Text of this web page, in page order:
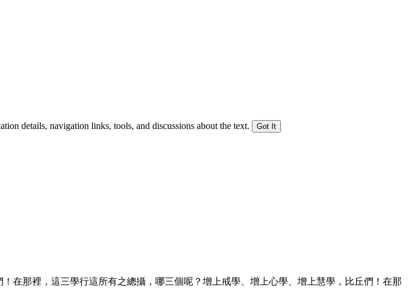
details, navigation links, tools, and discussions about the text. Got It
在那裡，這三學行這所有之總攝，哪三個呢？增上戒學、增上心學、增上慧學，比丘們！在那